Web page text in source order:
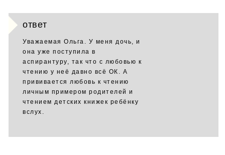
ответ
Уважаемая Ольга. У меня дочь, и
она уже поступила в
аспирантуру, так что с любовью к
чтению у неё давно всё ОК. А
прививается любовь к чтению
личным примером родителей и
чтением детских книжек ребёнку
вслух.